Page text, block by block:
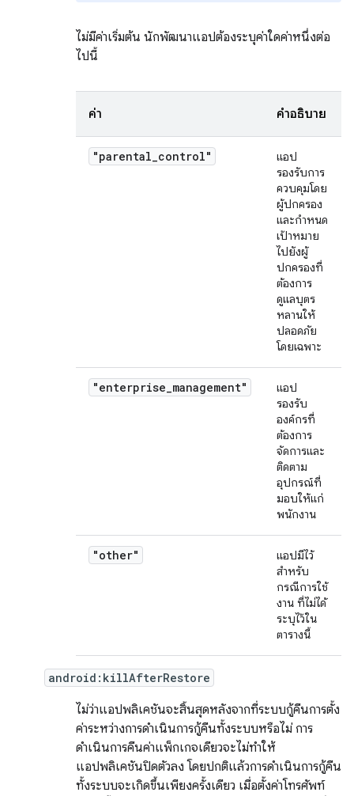
ไม่มีค่าเริ่มต้น นักพัฒนาแอปต้องระบุค่าใดค่าหนึ่งต่อ
ไปนี้
ค่า คำอธิบาย
"parental_control"
แอป
รองรับการ
ควบคุมโดย
ผู้ปกครอง
และกำหนด
เป้าหมาย
ไปยังผู้
ปกครองที่
ต้องการ
ดูแลบุตร
หลานให้
ปลอดภัย
โดยเฉพาะ
"enterprise_management"
แอป
รองรับ
องค์กรที่
ต้องการ
จัดการและ
ติดตาม
อุปกรณ์ที่
มอบให้แก่
พนักงาน
"other"
แอปมีไว้
สำหรับ
กรณีการใช้
งาน ที่ไม่ได้
ระบุไว้ใน
ตารางนี้
android:killAfterRestore
ไม่ว่าแอปพลิเคชันจะสิ้นสุดหลังจากที่ระบบกู้คืนการตั้ง
ค่าระหว่างการดำเนินการกู้คืนทั้งระบบหรือไม่ การ
ดำเนินการคืนค่าแพ็กเกจเดียวจะไม่ทำให้
แอปพลิเคชันปิดตัวลง โดยปกติแล้วการดำเนินการกู้คืน
ทั้งระบบจะเกิดขึ้นเพียงครั้งเดียว เมื่อตั้งค่าโทรศัพท์